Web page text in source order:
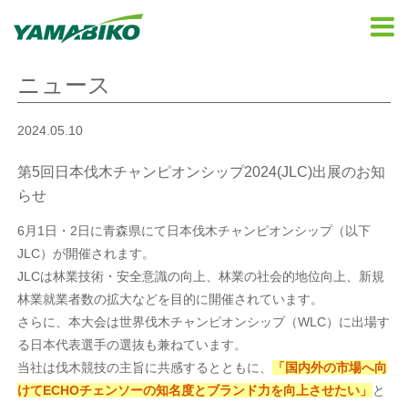
ニュース
2024.05.10
第5回日本伐木チャンピオンシップ2024(JLC)出展のお知
らせ
6月1日・2日に青森県にて日本伐木チャンピオンシップ（以下
JLC）が開催されます。
JLCは林業技術・安全意識の向上、林業の社会的地位向上、新規
林業就業者数の拡大などを目的に開催されています。
さらに、本大会は世界伐木チャンピオンシップ（WLC）に出場す
る日本代表選手の選抜も兼ねています。
当社は伐木競技の主旨に共感するとともに、
「国内外の市場へ向
けてECHOチェンソーの知名度とブランド力を向上させたい」 と